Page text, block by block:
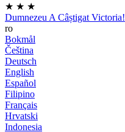
★ ★ ★
Dumnezeu A Câștigat Victoria!
ro
Bokmål
Čeština
Deutsch
English
Español
Filipino
Français
Hrvatski
Indonesia